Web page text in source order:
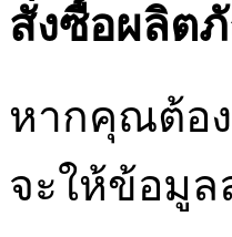
สั่งซื้อผลิต
หากคุณต้อง
จะให้ข้อมู